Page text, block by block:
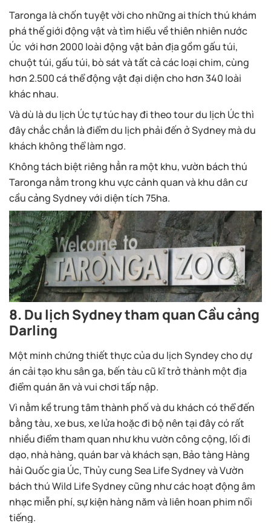
Taronga là chốn tuyệt vời cho những ai thích thú khám
phá thế giới động vật và tìm hiểu về thiên nhiên nước
Úc với hơn 2000 loài động vật bản địa gồm gấu túi,
chuột túi, gấu túi, bò sát và tất cả các loại chim, cùng
hơn 2.500 cá thể động vật đại diện cho hơn 340 loài
khác nhau.
Và dù là du lịch Úc tự túc hay đi theo tour du lịch Úc thì
đây chắc chắn là điểm du lịch phải đến ở Sydney mà du
khách không thể làm ngơ.
Không tách biệt riêng hẳn ra một khu, vườn bách thú
Taronga nằm trong khu vực cảnh quan và khu dân cư
cầu cảng Sydney với diện tích 75ha.
8. Du lịch Sydney tham quan Cầu cảng
Darling
Một minh chứng thiết thực của du lịch Syndey cho dự
án cải tạo khu sân ga, bến tàu cũ kĩ trở thành một địa
điểm quán ăn và vui chơi tấp nập.
Vì nằm kề trung tâm thành phố và du khách có thể đến
bằng tàu, xe bus, xe lửa hoặc đi bộ nên tại đây có rất
nhiều điểm tham quan như khu vườn công cộng, lối đi
dạo, nhà hàng, quán bar và khách sạn, Bảo tàng Hàng
hải Quốc gia Úc, Thủy cung Sea Life Sydney và Vườn
bách thú Wild Life Sydney cũng như các hoạt động âm
nhạc miễn phí, sự kiện hàng năm và liên hoan phim nổi
tiếng.